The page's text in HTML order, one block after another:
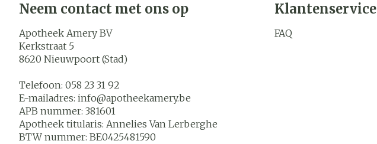
Neem contact met ons op
Apotheek Amery BV
Kerkstraat 5
8620 Nieuwpoort (Stad)
Telefoon: 058 23 31 92
E-mailadres: info@apotheekamery.be
APB nummer: 381601
Apotheek titularis: Annelies Van Lerberghe
BTW nummer: BE0425481590
Klantenservice
FAQ